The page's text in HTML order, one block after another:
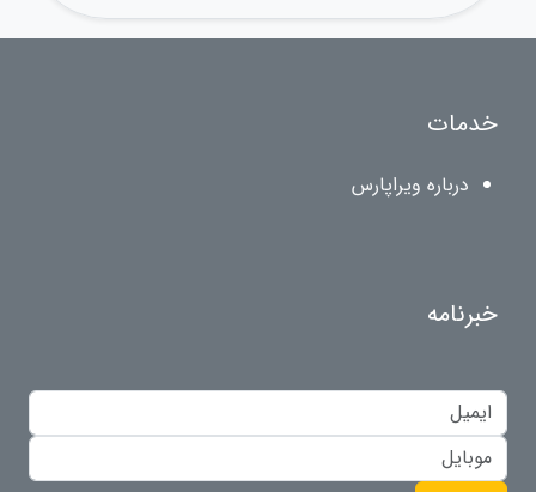
خدمات
درباره ویراپارس
خبرنامه